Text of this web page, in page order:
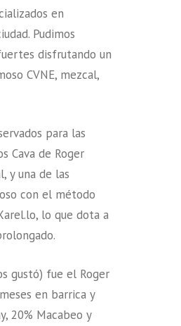
en
Pudimos
disfrutando un
CVNE, mezcal,
para las
Cava de Roger
y una de las
con el método
lo que dota a
gustó) fue el Roger
en barrica y
20% Macabeo y